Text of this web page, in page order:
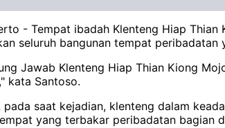
- Tempat ibadah Klenteng Hiap
seluruh bangunan tempat
Jawab Klenteng Hiap Thian Kiong
kata Santoso.
pada saat kejadian, klenteng dalam
yang terbakar peribadatan bagian